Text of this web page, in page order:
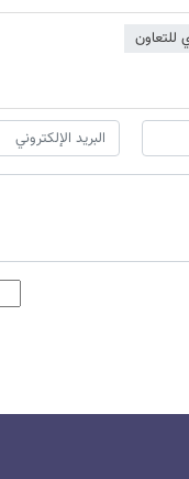
للتعاون